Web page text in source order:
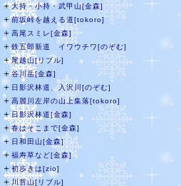
＋大持・小持・武甲山[金森]
＋前坂峠を越える道[tokoro]
＋ 高尾スミレ[金森]
＋鉄五郎新道 イワウチワ[のぞむ]
＋尾越山[リブル]
＋谷川岳[金森]
＋ 日影沢林道、入沢川[のぞむ]
＋ 高麗川左岸の山上集落[tokoro]
＋日影沢林道[金森]
＋春はそこまで[金森]
＋ 日和田山[金森]
＋ 福寿草など[金森]
＋初歩きは[zio]
＋川苔山[リブル]